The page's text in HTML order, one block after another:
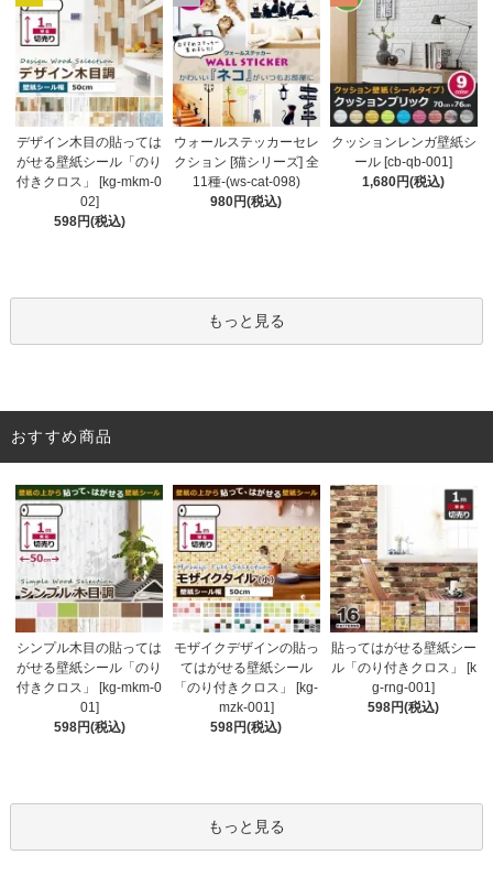
デザイン木目の貼っては
がせる壁紙シール「のり
付きクロス」 [kg-mkm-0
02]
598円(税込)
ウォールステッカーセレ
クション [猫シリーズ] 全
11種-(ws-cat-098)
980円(税込)
クッションレンガ壁紙シ
ール [cb-qb-001]
1,680円(税込)
もっと見る
おすすめ商品
シンプル木目の貼っては
がせる壁紙シール「のり
付きクロス」 [kg-mkm-0
01]
598円(税込)
モザイクデザインの貼っ
てはがせる壁紙シール
「のり付きクロス」 [kg-
mzk-001]
598円(税込)
貼ってはがせる壁紙シー
ル「のり付きクロス」 [k
g-rng-001]
598円(税込)
もっと見る